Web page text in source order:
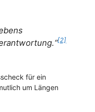
[2]
für ein
um Längen